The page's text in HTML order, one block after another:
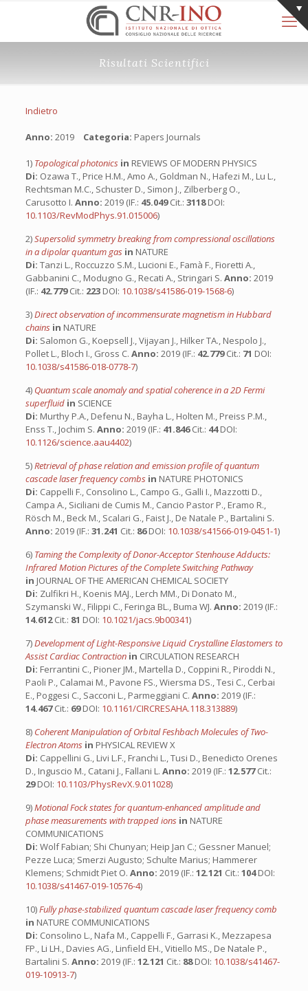
Risultati Scientifici
Indietro
Anno: 2019 Categoria: Papers Journals
1) Topological photonics in REVIEWS OF MODERN PHYSICS
Di: Ozawa T., Price H.M., Amo A., Goldman N., Hafezi M., Lu L.,
Rechtsman M.C., Schuster D., Simon J., Zilberberg O.,
Carusotto I. Anno: 2019 (IF.: 45.049Cit.: 3118DOI:
10.1103/RevModPhys.91.015006)
2)Supersolid symmetry breaking from compressional oscillations
in a dipolar quantum gas in NATURE
Di: Tanzi L., Roccuzzo S.M., Lucioni E., Famà F., Fioretti A.,
Gabbanini C., Modugno G., Recati A., Stringari S. Anno: 2019
(IF.: 42.779Cit.: 223 DOI: 10.1038/s41586-019-1568-6)
3)Direct observation of incommensurate magnetism in Hubbard
chains in NATURE
Di: Salomon G., Koepsell J., Vijayan J., Hilker TA., Nespolo J.,
Pollet L., Bloch I., Gross C. Anno: 2019 (IF.: 42.779Cit.: 71 DOI:
10.1038/s41586-018-0778-7)
4) Quantum scale anomaly and spatial coherence in a 2D Fermi
superfluid in SCIENCE
Di: Murthy P.A., Defenu N., Bayha L., Holten M., Preiss P.M.,
Enss T., Jochim S. Anno: 2019 (IF.: 41.846Cit.: 44DOI:
10.1126/science.aau4402)
5)Retrieval of phase relation and emission profile of quantum
cascade laser frequency combs in NATURE PHOTONICS
Di: Cappelli F., Consolino L., Campo G., Galli I., Mazzotti D.,
Campa A., Siciliani de Cumis M., Cancio Pastor P., Eramo R.,
Rösch M., Beck M., Scalari G., Faist J., De Natale P., Bartalini S.
Anno: 2019 (IF.: 31.241 Cit.: 86DOI: 10.1038/s41566-019-0451-1)
6) Taming the Complexity of Donor-Acceptor Stenhouse Adducts:
Infrared Motion Pictures of the Complete Switching Pathway
in JOURNAL OF THE AMERICAN CHEMICAL SOCIETY
Di: Zulfikri H., Koenis MAJ., Lerch MM., Di Donato M.,
Szymanski W., Filippi C., Feringa BL., Buma WJ. Anno: 2019 (IF.:
14.612Cit.: 81 DOI: 10.1021/jacs.9b00341)
7)Development of Light-Responsive Liquid Crystalline Elastomers to
Assist Cardiac Contraction in CIRCULATION RESEARCH
Di: Ferrantini C., Pioner JM., Martella D., Coppini R., Piroddi N.,
Paoli P., Calamai M., Pavone FS., Wiersma DS., Tesi C., Cerbai
E., Poggesi C., Sacconi L., Parmeggiani C. Anno: 2019 (IF.:
14.467Cit.: 69DOI: 10.1161/CIRCRESAHA.118.313889)
8) Coherent Manipulation of Orbital Feshbach Molecules of Two-
Electron Atoms in PHYSICAL REVIEW X
Di: Cappellini G., Livi L.F., Franchi L., Tusi D., Benedicto Orenes
D., Inguscio M., Catani J., Fallani L. Anno: 2019 (IF.: 12.577Cit.:
29DOI: 10.1103/PhysRevX.9.011028)
9)Motional Fock states for quantum-enhanced amplitude and
phase measurements with trapped ions in NATURE
COMMUNICATIONS
Di: Wolf Fabian; Shi Chunyan; Heip Jan C.; Gessner Manuel;
Pezze Luca; Smerzi Augusto; Schulte Marius; Hammerer
Klemens; Schmidt Piet O. Anno: 2019 (IF.: 12.121 Cit.: 104DOI:
10.1038/s41467-019-10576-4)
10)Fully phase-stabilized quantum cascade laser frequency comb
in NATURE COMMUNICATIONS
Di: Consolino L., Nafa M., Cappelli F., Garrasi K., Mezzapesa
FP., Li LH., Davies AG., Linfield EH., Vitiello MS., De Natale P.,
Bartalini S. Anno: 2019 (IF.: 12.121 Cit.: 88DOI: 10.1038/s41467-
019-10913-7)